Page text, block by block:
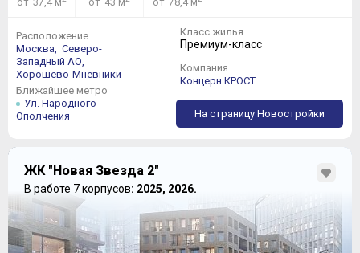
Расположение
Москва, Северо-
Западный АО,
Хорошёво-Мневники
Ближайшее метро
Ул. Народного
Ополчения
Класс жилья
Премиум-класс
Компания
Концерн КРОСТ
На страницу Новостройки
ЖК "Новая Звезда 2"
В работе 7 корпусов: 2025, 2026.